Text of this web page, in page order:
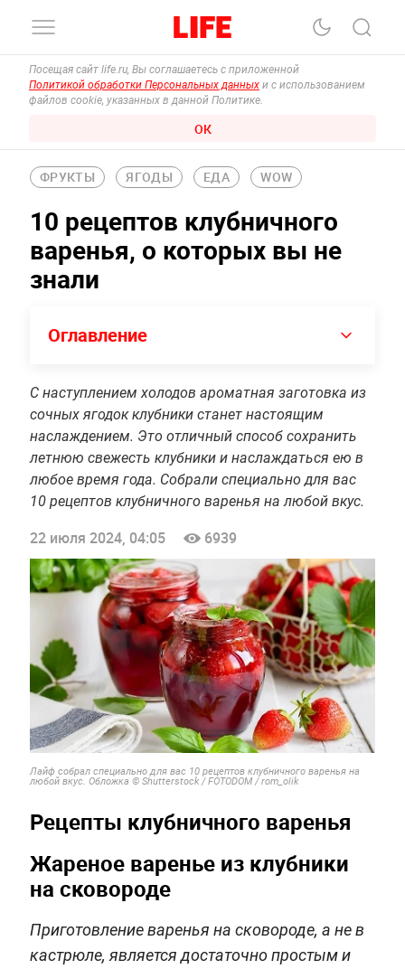
Посещая сайт life.ru, Вы соглашаетесь с приложенной
Политикой обработки Персональных данных и с использованием
файлов cookie, указанных в данной Политике.
ОК
ФРУКТЫ ЯГОДЫ ЕДА WOW
10 рецептов клубничного
варенья, о которых вы не
знали
Оглавление
С наступлением холодов ароматная заготовка из
сочных ягодок клубники станет настоящим
наслаждением. Это отличный способ сохранить
летнюю свежесть клубники и наслаждаться ею в
любое время года. Собрали специально для вас
10 рецептов клубничного варенья на любой вкус.
22 июля 2024, 04:05 6939
Лайф собрал специально для вас 10 рецептов клубничного варенья на
любой вкус. Обложка © Shutterstock / FOTODOM / rom_olik
Рецепты клубничного варенья
Жареное варенье из клубники
на сковороде
Приготовление варенья на сковороде, а не в
кастрюле, является достаточно простым и